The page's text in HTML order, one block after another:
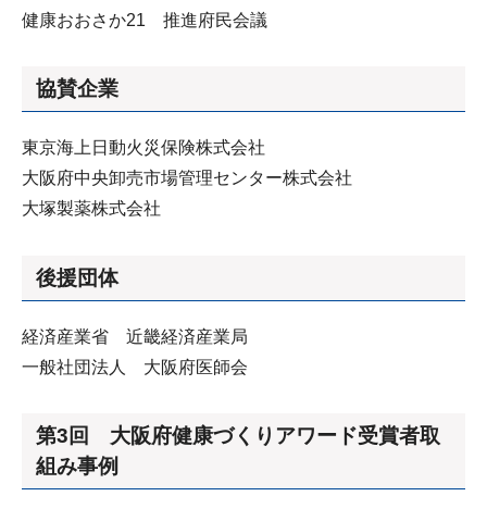
健康おおさか21 推進府民会議
協賛企業
東京海上日動火災保険株式会社
大阪府中央卸売市場管理センター株式会社
大塚製薬株式会社
後援団体
経済産業省 近畿経済産業局
一般社団法人 大阪府医師会
第3回 大阪府健康づくりアワード受賞者取
組み事例